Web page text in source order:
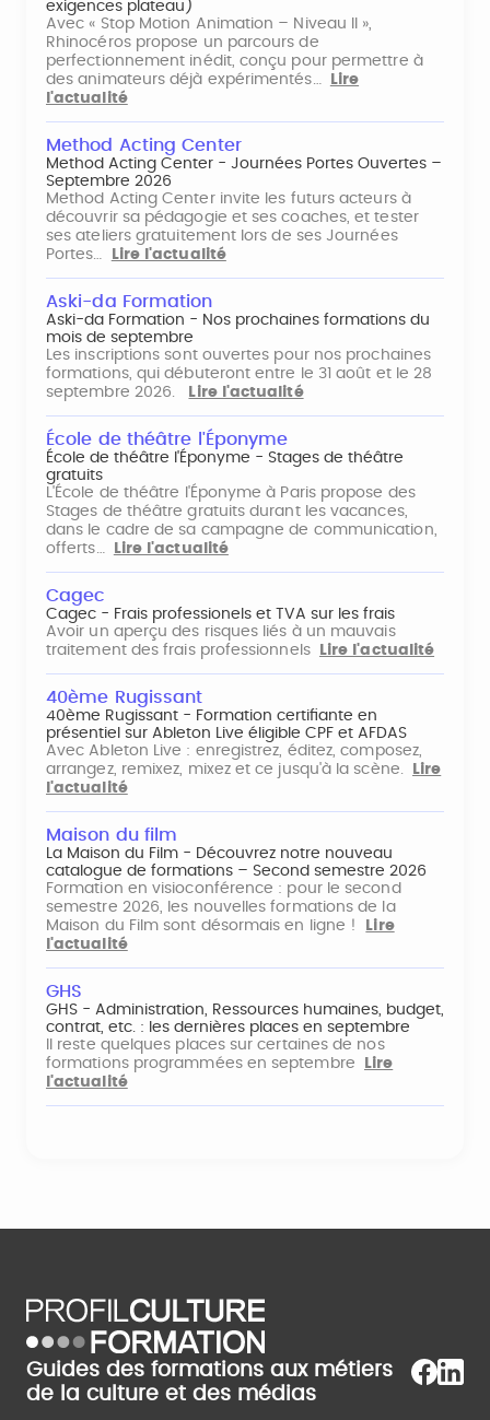
exigences plateau)
Avec « Stop Motion Animation – Niveau II »,
Rhinocéros propose un parcours de
perfectionnement inédit, conçu pour permettre à
des animateurs déjà expérimentés…
Lire
l'actualité
Method Acting Center
Method Acting Center - Journées Portes Ouvertes –
Septembre 2026
Method Acting Center invite les futurs acteurs à
découvrir sa pédagogie et ses coaches, et tester
ses ateliers gratuitement lors de ses Journées
Portes…
Lire l'actualité
Aski-da Formation
Aski-da Formation - Nos prochaines formations du
mois de septembre
Les inscriptions sont ouvertes pour nos prochaines
formations, qui débuteront entre le 31 août et le 28
septembre 2026.
Lire l'actualité
École de théâtre l'Éponyme
École de théâtre l'Éponyme - Stages de théâtre
gratuits
L'École de théâtre l'Éponyme à Paris propose des
Stages de théâtre gratuits durant les vacances,
dans le cadre de sa campagne de communication,
offerts…
Lire l'actualité
Cagec
Cagec - Frais professionels et TVA sur les frais
Avoir un aperçu des risques liés à un mauvais
traitement des frais professionnels
Lire l'actualité
40ème Rugissant
40ème Rugissant - Formation certifiante en
présentiel sur Ableton Live éligible CPF et AFDAS
Avec Ableton Live : enregistrez, éditez, composez,
arrangez, remixez, mixez et ce jusqu'à la scène.
Lire
l'actualité
Maison du film
La Maison du Film - Découvrez notre nouveau
catalogue de formations – Second semestre 2026
Formation en visioconférence : pour le second
semestre 2026, les nouvelles formations de la
Maison du Film sont désormais en ligne !
Lire
l'actualité
GHS
GHS - Administration, Ressources humaines, budget,
contrat, etc. : les dernières places en septembre
Il reste quelques places sur certaines de nos
formations programmées en septembre
Lire
l'actualité
Guides des formations aux métiers
de la culture et des médias